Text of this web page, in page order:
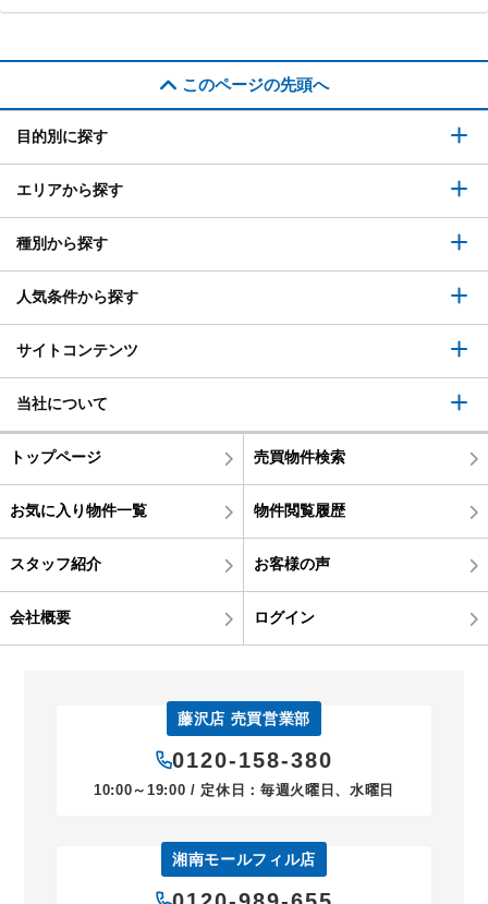
このページの先頭へ
目的別に探す
エリアから探す
種別から探す
人気条件から探す
サイトコンテンツ
当社について
トップページ 売買物件検索
お気に入り物件一覧 物件閲覧履歴
スタッフ紹介 お客様の声
会社概要 ログイン
藤沢店 売買営業部
0120-158-380
10:00～19:00 / 定休日：毎週火曜日、水曜日
湘南モールフィル店